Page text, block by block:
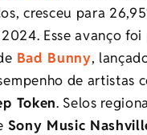
cresceu para
Esse avanço
Bad Bunny,
de artistas
Token. Selos
Sony Music